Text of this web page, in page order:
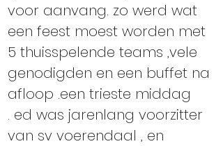
voor aanvang. zo werd wat
een feest moest worden met
5 thuisspelende teams ,vele
genodigden en een buffet na
afloop .een trieste middag
. ed was jarenlang voorzitter
van sv voerendaal , en